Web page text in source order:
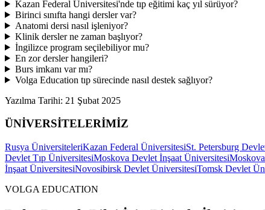
Kazan Federal Üniversitesi'nde tıp eğitimi kaç yıl sürüyor?
Birinci sınıfta hangi dersler var?
Anatomi dersi nasıl işleniyor?
Klinik dersler ne zaman başlıyor?
İngilizce program seçilebiliyor mu?
En zor dersler hangileri?
Burs imkanı var mı?
Volga Education tıp sürecinde nasıl destek sağlıyor?
Yazılma Tarihi: 21 Şubat 2025
ÜNİVERSİTELERİMİZ
Rusya ÜniversiteleriKazan Federal ÜniversitesiSt. Petersburg
Devlet Tıp ÜniversitesiMoskova Devlet İnşaat Üniversitesi
İnşaat ÜniversitesiNovosibirsk Devlet ÜniversitesiTomsk Devlet
VOLGA EDUCATION